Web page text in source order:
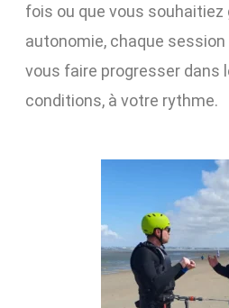
fois ou que vous souhaitiez
autonomie, chaque
vous faire progresser dans
conditions, à votre rythme.